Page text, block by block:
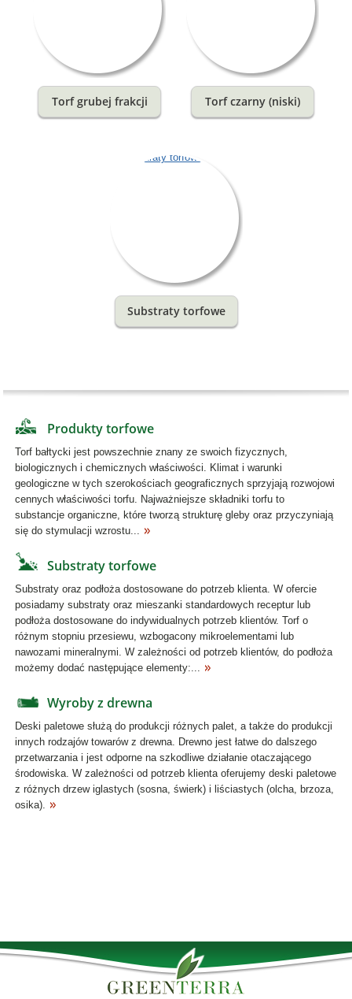
Torf grubej frakcji Torf czarny (niski)
Substraty torfowe
Produkty torfowe
Torf bałtycki jest powszechnie znany ze swoich fizycznych,
biologicznych i chemicznych właściwości. Klimat i warunki
geologiczne w tych szerokościach geograficznych sprzyjają rozwojowi
cennych właściwości torfu. Najważniejsze składniki torfu to
substancje organiczne, które tworzą strukturę gleby oraz przyczyniają
się do stymulacji wzrostu...
Substraty torfowe
Substraty oraz podłoża dostosowane do potrzeb klienta. W ofercie
posiadamy substraty oraz mieszanki standardowych receptur lub
podłoża dostosowane do indywidualnych potrzeb klientów. Torf o
różnym stopniu przesiewu, wzbogacony mikroelementami lub
nawozami mineralnymi. W zależności od potrzeb klientów, do podłoża
możemy dodać następujące elementy:...
Wyroby z drewna
Deski paletowe służą do produkcji różnych palet, a także do produkcji
innych rodzajów towarów z drewna. Drewno jest łatwe do dalszego
przetwarzania i jest odporne na szkodliwe działanie otaczającego
środowiska. W zależności od potrzeb klienta oferujemy deski paletowe
z różnych drzew iglastych (sosna, świerk) i liściastych (olcha, brzoza,
osika).